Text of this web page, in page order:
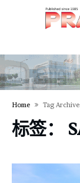
Home Tag
标签：